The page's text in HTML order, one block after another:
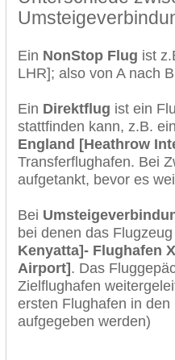
Ein NonStop Flug ist
LHR]; also von A nach B
Ein Direktflug ist ein
stattfinden kann, z.B. ein
England [Heathrow
Transferflughafen. Bei
aufgetankt, bevor es
Bei
bei denen das
Kenyatta]- Flughafen
Airport]. Das
Zielflughafen
ersten Flughafen in
aufgegeben werden)